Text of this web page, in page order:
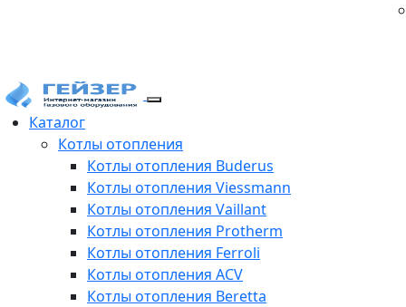
Каталог
Котлы отопления
Котлы отопления Buderus
Котлы отопления Viessmann
Котлы отопления Vaillant
Котлы отопления Protherm
Котлы отопления Ferroli
Котлы отопления ACV
Котлы отопления Beretta